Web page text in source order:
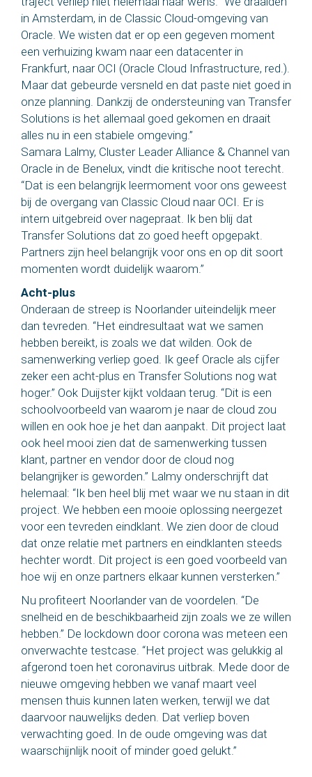
in Amsterdam, in de Classic Cloud-omgeving van
Oracle. We wisten dat er op een gegeven moment
een verhuizing kwam naar een datacenter in
Frankfurt, naar OCI (Oracle Cloud Infrastructure, red.).
Maar dat gebeurde versneld en dat paste niet goed in
onze planning. Dankzij de ondersteuning van Transfer
Solutions is het allemaal goed gekomen en draait
alles nu in een stabiele omgeving.”
Samara Lalmy, Cluster Leader Alliance & Channel van
Oracle in de Benelux, vindt die kritische noot terecht.
“Dat is een belangrijk leermoment voor ons geweest
bij de overgang van Classic Cloud naar OCI. Er is
intern uitgebreid over nagepraat. Ik ben blij dat
Transfer Solutions dat zo goed heeft opgepakt.
Partners zijn heel belangrijk voor ons en op dit soort
momenten wordt duidelijk waarom.”
Acht-plus
Onderaan de streep is Noorlander uiteindelijk meer
dan tevreden. “Het eindresultaat wat we samen
hebben bereikt, is zoals we dat wilden. Ook de
samenwerking verliep goed. Ik geef Oracle als cijfer
zeker een acht-plus en Transfer Solutions nog wat
hoger.” Ook Duijster kijkt voldaan terug. “Dit is een
schoolvoorbeeld van waarom je naar de cloud zou
willen en ook hoe je het dan aanpakt. Dit project laat
ook heel mooi zien dat de samenwerking tussen
klant, partner en vendor door de cloud nog
belangrijker is geworden.” Lalmy onderschrijft dat
helemaal: “Ik ben heel blij met waar we nu staan in dit
project. We hebben een mooie oplossing neergezet
voor een tevreden eindklant. We zien door de cloud
dat onze relatie met partners en eindklanten steeds
hechter wordt. Dit project is een goed voorbeeld van
hoe wij en onze partners elkaar kunnen versterken.”
Nu profiteert Noorlander van de voordelen. “De
snelheid en de beschikbaarheid zijn zoals we ze willen
hebben.” De lockdown door corona was meteen een
onverwachte testcase. “Het project was gelukkig al
afgerond toen het coronavirus uitbrak. Mede door de
nieuwe omgeving hebben we vanaf maart veel
mensen thuis kunnen laten werken, terwijl we dat
daarvoor nauwelijks deden. Dat verliep boven
verwachting goed. In de oude omgeving was dat
waarschijnlijk nooit of minder goed gelukt.”